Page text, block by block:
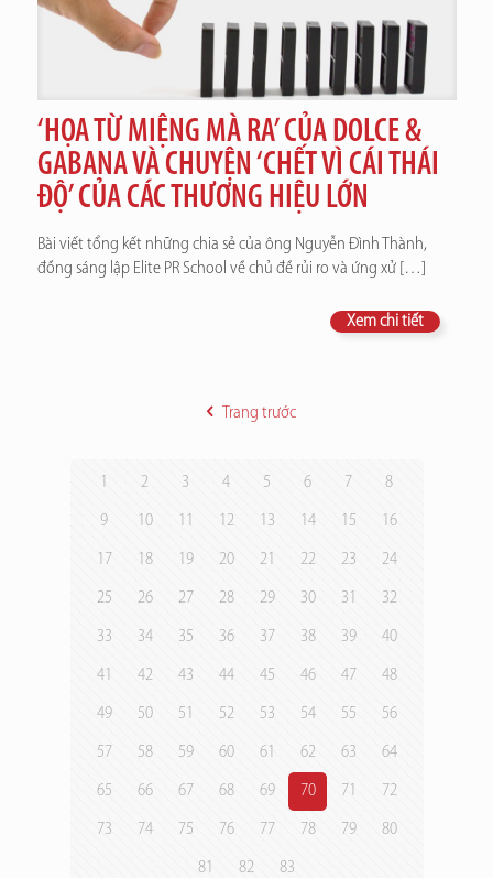
‘HỌA TỪ MIỆNG MÀ RA’ CỦA DOLCE &
GABANA VÀ CHUYỆN ‘CHẾT VÌ CÁI THÁI
ĐỘ’ CỦA CÁC THƯƠNG HIỆU LỚN
Bài viết tổng kết những chia sẻ của ông Nguyễn Đình Thành,
đồng sáng lập Elite PR School về chủ đề rủi ro và ứng xử[…]
Xem chi tiết
Trang trước
1 2 3 4 5 6 7 8
9 10 11 12 13 14 15 16
17 18 19 20 21 22 23 24
25 26 27 28 29 30 31 32
33 34 35 36 37 38 39 40
41 42 43 44 45 46 47 48
49 50 51 52 53 54 55 56
57 58 59 60 61 62 63 64
65 66 67 68 69 70 71 72
73 74 75 76 77 78 79 80
81 82 83